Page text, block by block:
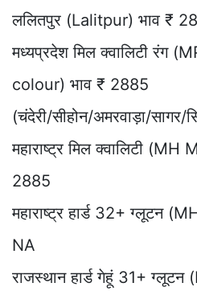
ललितपुर (Lalitpur) भाव ₹
मध्यप्रदेश मिल क्वालिटी रंग
colour) भाव ₹ 2885
(चंदेरी/सीहोन/अमरवाड़ा/सागर/
महाराष्ट्र मिल क्वालिटी
2885
महाराष्ट्र हार्ड 32+ ग्लूटन
NA
राजस्थान हार्ड गेहूं 31+